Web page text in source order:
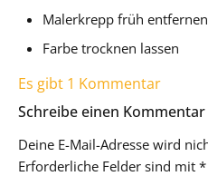
Malerkrepp früh entfernen
Farbe trocknen lassen
Es gibt 1 Kommentar
Schreibe einen Kommentar
Deine E-Mail-Adresse wird
Erforderliche Felder sind mit *